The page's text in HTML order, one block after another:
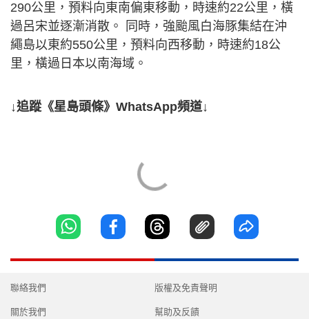
290公里，預料向東南偏東移動，時速約22公里，橫
過呂宋並逐漸消散。 同時，強颱風白海豚集結在沖
繩島以東約550公里，預料向西移動，時速約18公
里，橫過日本以南海域。
↓追蹤《星島頭條》WhatsApp頻道↓
聯絡我們
關於我們
版權及免責聲明
幫助及反饋